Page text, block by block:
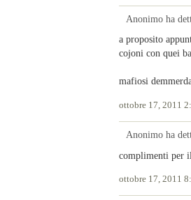
Anonimo ha
a proposito
cojoni con quei
mafiosi
ottobre 17, 2011
Anonimo ha
complimenti per
ottobre 17, 2011